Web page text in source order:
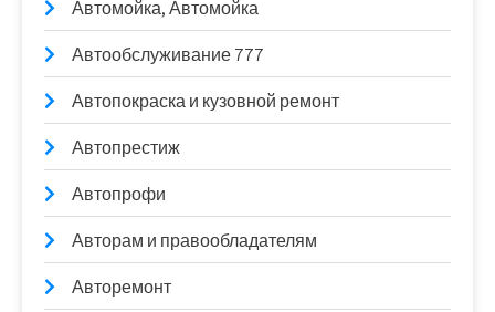
Автомойка, Автомойка
Автообслуживание 777
Автопокраска и кузовной ремонт
Автопрестиж
Автопрофи
Авторам и правообладателям
Авторемонт